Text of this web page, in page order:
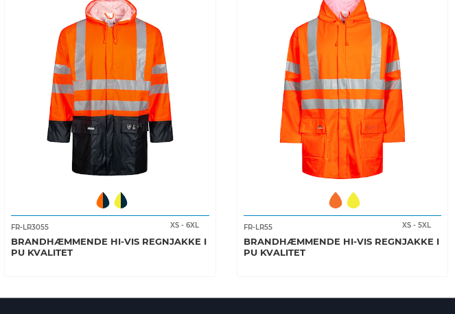
FR-LR3055
BRANDHÆMMENDE HI-VIS REGNJAKKE I
PU KVALITET
XS - 6XL FR-LR55
BRANDHÆMMENDE HI-VIS REGNJAKKE I
PU KVALITET
XS - 5XL